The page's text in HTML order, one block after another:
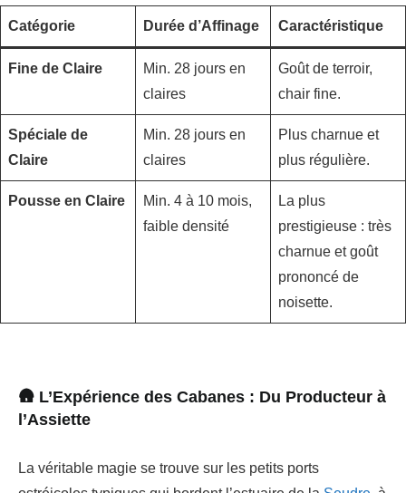
Catégorie Durée d’Affinage Caractéristique
Fine de Claire
Min. 28 jours en
claires
Goût de terroir,
chair fine.
Spéciale de
Claire
Min. 28 jours en
claires
Plus charnue et
plus régulière.
Pousse en Claire
Min. 4 à 10 mois,
faible densité
La plus
prestigieuse : très
charnue et goût
prononcé de
noisette.
🛖 L’Expérience des Cabanes : Du Producteur à
l’Assiette
La véritable magie se trouve sur les petits ports